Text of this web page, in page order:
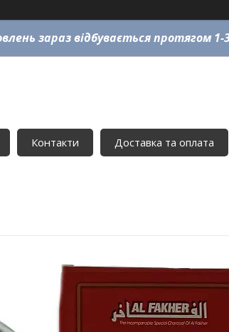
зараз відбувається протягом 1-
Контакти Доставка та оплата